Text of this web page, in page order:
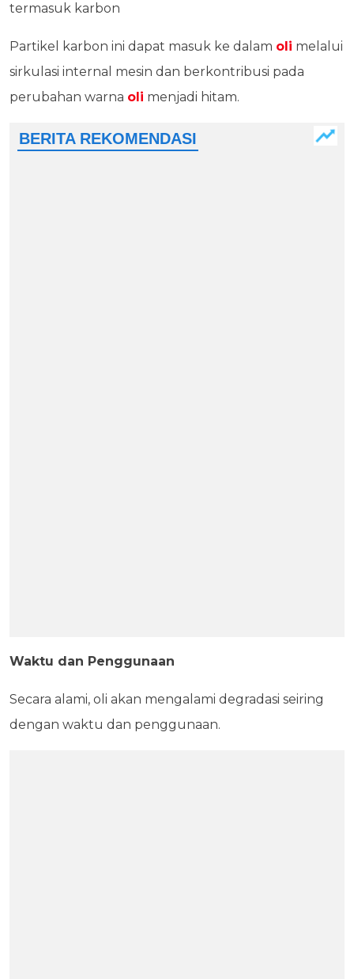
termasuk karbon
Partikel karbon ini dapat masuk ke dalam oli melalui
sirkulasi internal mesin dan berkontribusi pada
perubahan warna oli menjadi hitam.
Waktu dan Penggunaan
Secara alami, oli akan mengalami degradasi seiring
dengan waktu dan penggunaan.